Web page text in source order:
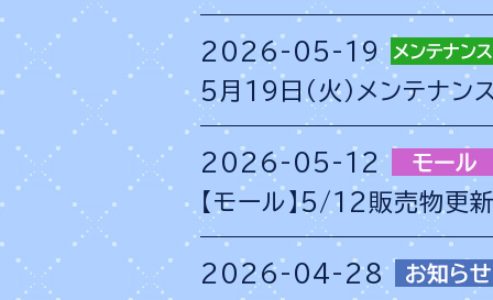
2026-05-19
5月19日（火）メンテナン
2026-05-12
【モール】5/12販売物更
2026-04-28